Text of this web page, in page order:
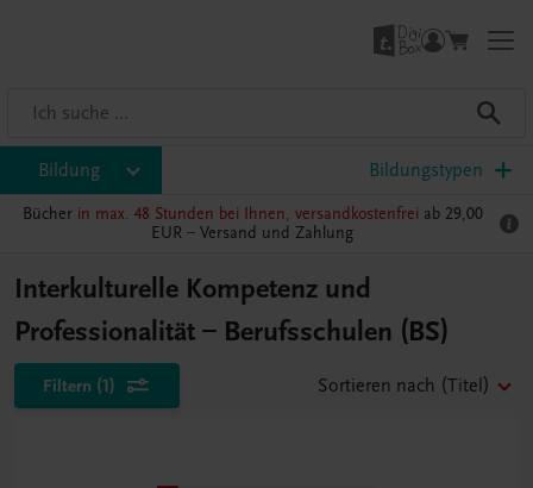
Bildung Bildungstypen
Bücher in max. 48 Stunden bei Ihnen, versandkostenfrei ab 29,00
EUR – Versand und Zahlung
Interkulturelle Kompetenz und
Professionalität – Berufsschulen (BS)
Filtern (1) Sortieren nach (Titel)